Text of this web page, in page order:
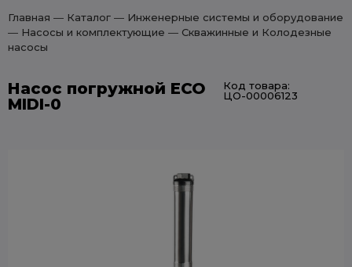
Главная ― Каталог ― Инженерные системы и оборудование
― Насосы и комплектующие ― Скважинные и Колодезные
насосы
Насос погружной ECO
MIDI-0
Код товара:
ЦО-00006123